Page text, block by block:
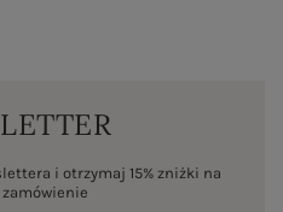
i otrzymaj 15% zniżki na